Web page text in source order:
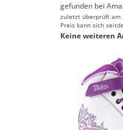
gefunden bei
zuletzt überprüft am
Preis kann sich
Keine weiteren